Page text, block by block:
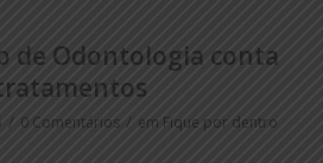
de Odontologia conta
/ 0 Comentários / em Fique por dentro